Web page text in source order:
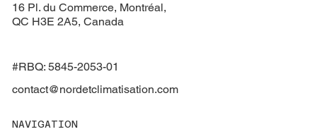
16 Pl. du Commerce, Montréal,
QC H3E 2A5, Canada
#RBQ: 5845-2053-01
contact@nordetclimatisation.com
NAVIGATION